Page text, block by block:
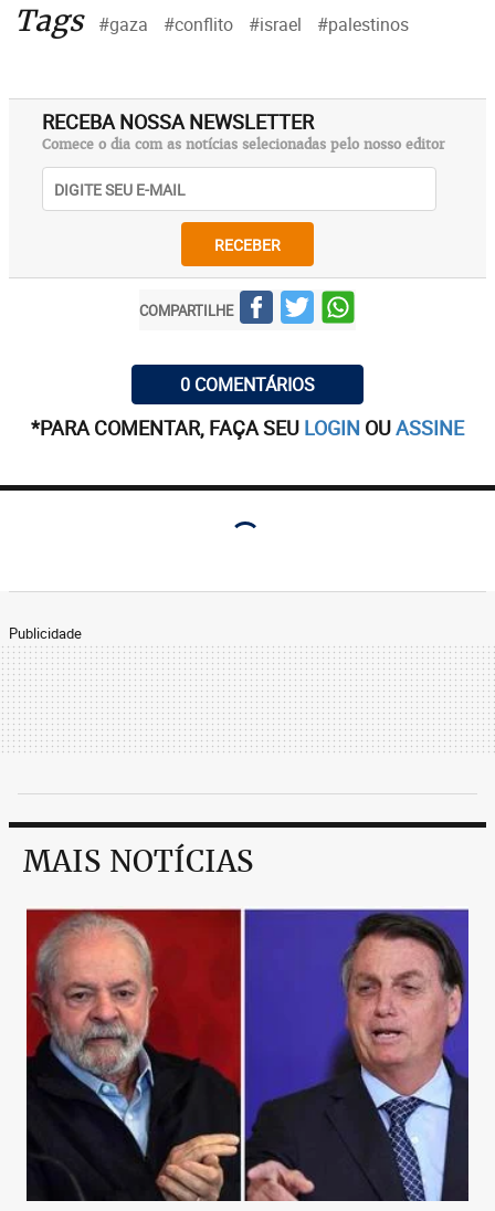
Tags #gaza #conflito #israel #palestinos
RECEBA NOSSA NEWSLETTER
Comece o dia com as notícias selecionadas pelo nosso editor
RECEBER
COMPARTILHE
0 COMENTÁRIOS
*PARA COMENTAR, FAÇA SEU LOGIN OUASSINE
Publicidade
MAIS NOTÍCIAS